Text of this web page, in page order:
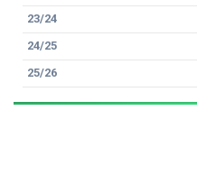
23/24
24/25
25/26